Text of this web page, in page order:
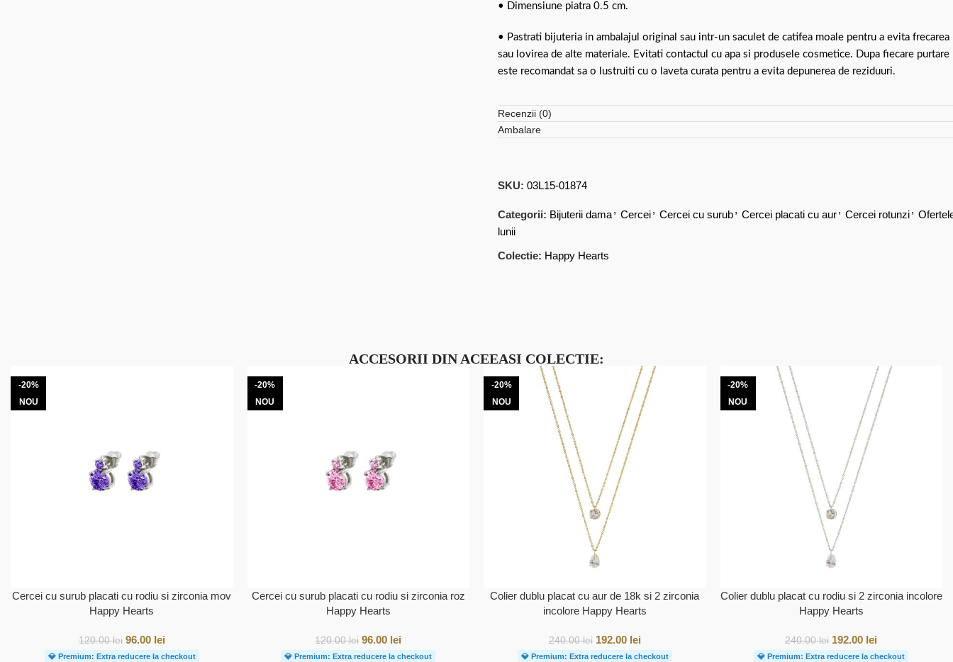
• Dimensiune piatra 0.5 cm.
• Pastrati bijuteria in ambalajul original sau intr-un saculet de catifea moale pentru a evita frecarea
sau lovirea de alte materiale. Evitati contactul cu apa si produsele cosmetice. Dupa fiecare purtare
este recomandat sa o lustruiti cu o laveta curata pentru a evita depunerea de reziduuri.
Recenzii (0)
Ambalare
SKU: 03L15-01874
Categorii: Bijuterii dama, Cercei, Cercei cu surub, Cercei placati cu aur, Cercei rotunzi,
lunii
Colectie: Happy Hearts
ACCESORII DIN ACEEASI COLECTIE:
-20%
NOU
Cercei cu surub placati cu rodiu si zirconia mov
Happy Hearts
120.00lei 96.00 lei
💎 Premium: Extra reducere la checkout
-20%
NOU
Cercei cu surub placati cu rodiu si zirconia roz
Happy Hearts
120.00lei 96.00 lei
💎 Premium: Extra reducere la checkout
-20%
NOU
Colier dublu placat cu aur de 18k si 2 zirconia
incolore Happy Hearts
240.00lei 192.00 lei
💎 Premium: Extra reducere la checkout
-20%
NOU
Colier dublu placat cu rodiu si 2 zirconia incolore
Happy Hearts
240.00lei 192.00 lei
💎 Premium: Extra reducere la checkout